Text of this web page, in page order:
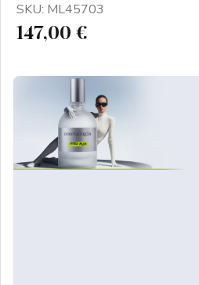
SKU: ML45703
147,00 €